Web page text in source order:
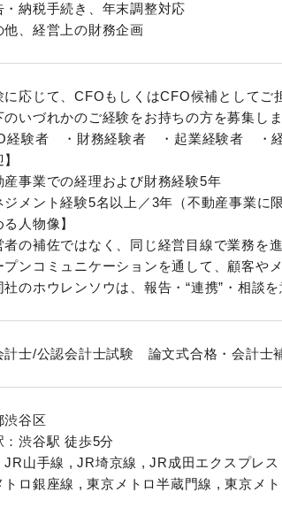
・納税手続き、年末調整対応
他、経営上の財務企画
に応じて、CFOもしくはCFO候補としてご
いづれかのご経験をお持ちの方を募集しま
経験者 ・財務経験者 ・起業経験者 ・
産事業での経理および財務経験5年
ジメント経験5名以上／3年（不動産事業に限
る人物像】
者の補佐ではなく、同じ経営目線で業務を
プンコミュニケーションを通して、顧客や
社のホウレンソウは、報告・“連携”・相談
計士/公認会計士試験 論文式合格・会計
渋谷区
：渋谷駅 徒歩5分
JR山手線 , JR埼京線 , JR成田エクスプレ
トロ銀座線 , 東京メトロ半蔵門線 , 東京メ